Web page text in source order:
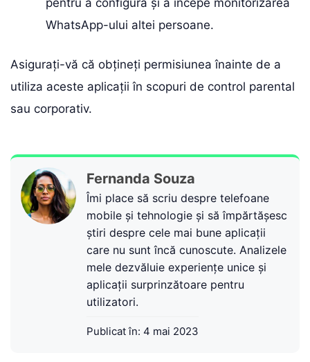
WhatsApp-ului altei persoane.
Asigurați-vă că obțineți permisiunea înainte de a
utiliza aceste aplicații în scopuri de control parental
sau corporativ.
Fernanda Souza
Îmi place să scriu despre telefoane
mobile și tehnologie și să împărtășesc
știri despre cele mai bune aplicații
care nu sunt încă cunoscute. Analizele
mele dezvăluie experiențe unice și
aplicații surprinzătoare pentru
utilizatori.
Publicat în: 4 mai 2023